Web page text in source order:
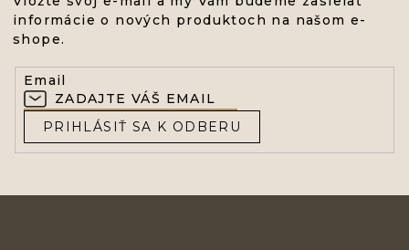
informácie o nových produktoch na našom e-
shope.
Email
PRIHLÁSIŤ SA K ODBERU